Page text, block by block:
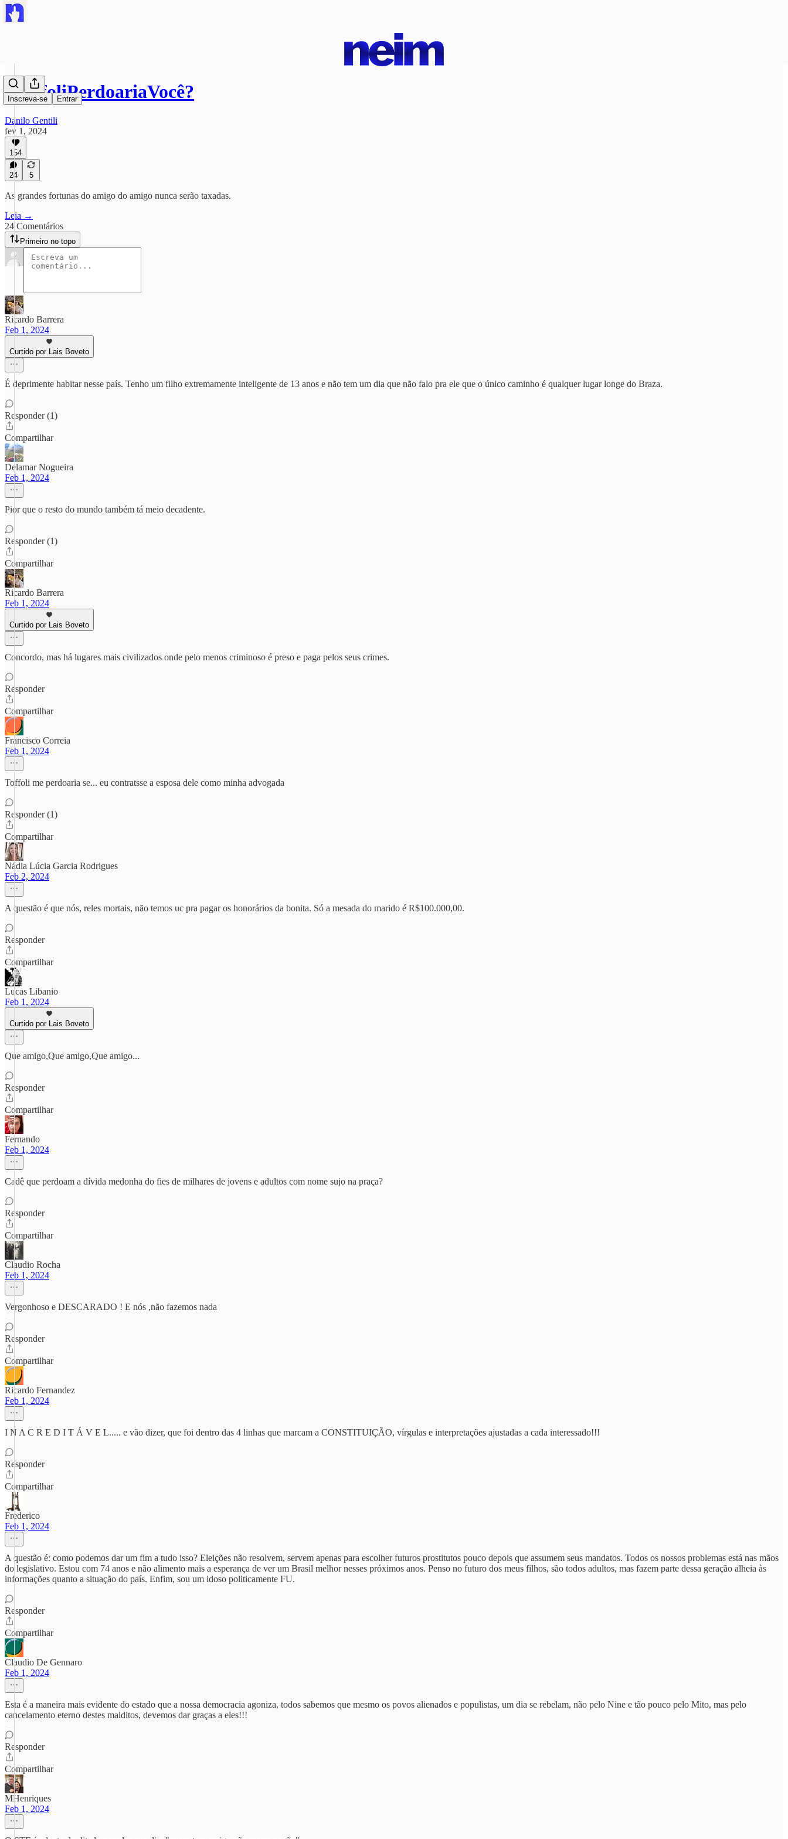
Inscreva-se Entrar
#ToffoliPerdoariaVocê?
Danilo Gentili
fev 1, 2024
154
24 5
As grandes fortunas do amigo do amigo nunca serão taxadas.
Leia →
24 Comentários
Primeiro no topo
Ricardo Barrera
Feb 1, 2024
Curtido por Lais Boveto
É deprimente habitar nesse país. Tenho um filho extremamente inteligente de 13 anos e não tem um dia que não falo pra ele que o único caminho é qualquer lugar longe do Braza.
Responder (1)
Compartilhar
Delamar Nogueira
Feb 1, 2024
Pior que o resto do mundo também tá meio decadente.
Responder (1)
Compartilhar
Ricardo Barrera
Feb 1, 2024
Curtido por Lais Boveto
Concordo, mas há lugares mais civilizados onde pelo menos criminoso é preso e paga pelos seus crimes.
Responder
Compartilhar
Francisco Correia
Feb 1, 2024
Toffoli me perdoaria se... eu contratsse a esposa dele como minha advogada
Responder (1)
Compartilhar
Nádia Lúcia Garcia Rodrigues
Feb 2, 2024
A questão é que nós, reles mortais, não temos uc pra pagar os honorários da bonita. Só a mesada do marido é R$100.000,00.
Responder
Compartilhar
Lucas Libanio
Feb 1, 2024
Curtido por Lais Boveto
Que amigo,Que amigo,Que amigo...
Responder
Compartilhar
Fernando
Feb 1, 2024
Cadê que perdoam a dívida medonha do fies de milhares de jovens e adultos com nome sujo na praça?
Responder
Compartilhar
Claudio Rocha
Feb 1, 2024
Vergonhoso e DESCARADO ! E nós ,não fazemos nada
Responder
Compartilhar
Ricardo Fernandez
Feb 1, 2024
I N A C R E D I T Á V E L..... e vão dizer, que foi dentro das 4 linhas que marcam a CONSTITUIÇÃO, vírgulas e interpretações ajustadas a cada interessado!!!
Responder
Compartilhar
Frederico
Feb 1, 2024
A questão é: como podemos dar um fim a tudo isso? Eleições não resolvem, servem apenas para escolher futuros prostitutos pouco depois que assumem seus mandatos. Todos os nossos problemas está nas mãos
do legislativo. Estou com 74 anos e não alimento mais a esperança de ver um Brasil melhor nesses próximos anos. Penso no futuro dos meus filhos, são todos adultos, mas fazem parte dessa geração alheia às
informações quanto a situação do país. Enfim, sou um idoso politicamente FU.
Responder
Compartilhar
Claudio De Gennaro
Feb 1, 2024
Esta é a maneira mais evidente do estado que a nossa democracia agoniza, todos sabemos que mesmo os povos alienados e populistas, um dia se rebelam, não pelo Nine e tão pouco pelo Mito, mas pelo
cancelamento eterno destes malditos, devemos dar graças a eles!!!
Responder
Compartilhar
MHenriques
Feb 1, 2024